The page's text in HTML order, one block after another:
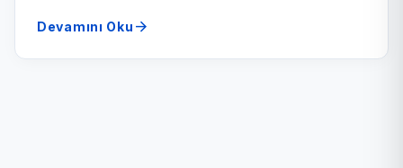
Devamını Oku arrow_forward